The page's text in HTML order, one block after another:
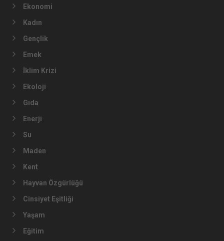
Ekonomi
Kadın
Gençlik
Emek
İklim Krizi
Ekoloji
Gıda
Enerji
Su
Maden
Kent
Hayvan Özgürlüğü
Cinsiyet Eşitliği
Yaşam
Eğitim